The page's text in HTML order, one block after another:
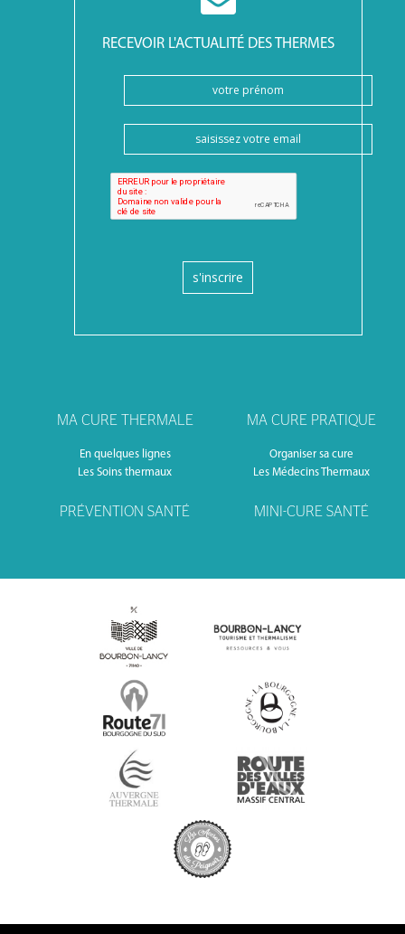
RECEVOIR L'ACTUALITÉ DES THERMES
s'inscrire
MA CURE THERMALE
En quelques lignes
Les Soins thermaux
MA CURE PRATIQUE
Organiser sa cure
Les Médecins Thermaux
PRÉVENTION SANTÉ MINI-CURE SANTÉ